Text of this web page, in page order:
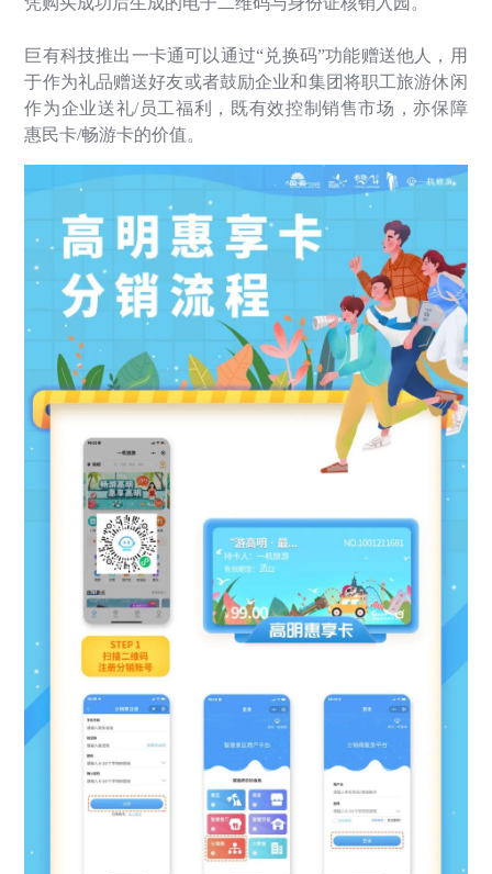
巨有科技推出一卡通可以通过“兑换码”功能赠送他人，用
于作为礼品赠送好友或者鼓励企业和集团将职工旅游休闲
作为企业送礼/员工福利，既有效控制销售市场，亦保障
惠民卡/畅游卡的价值。